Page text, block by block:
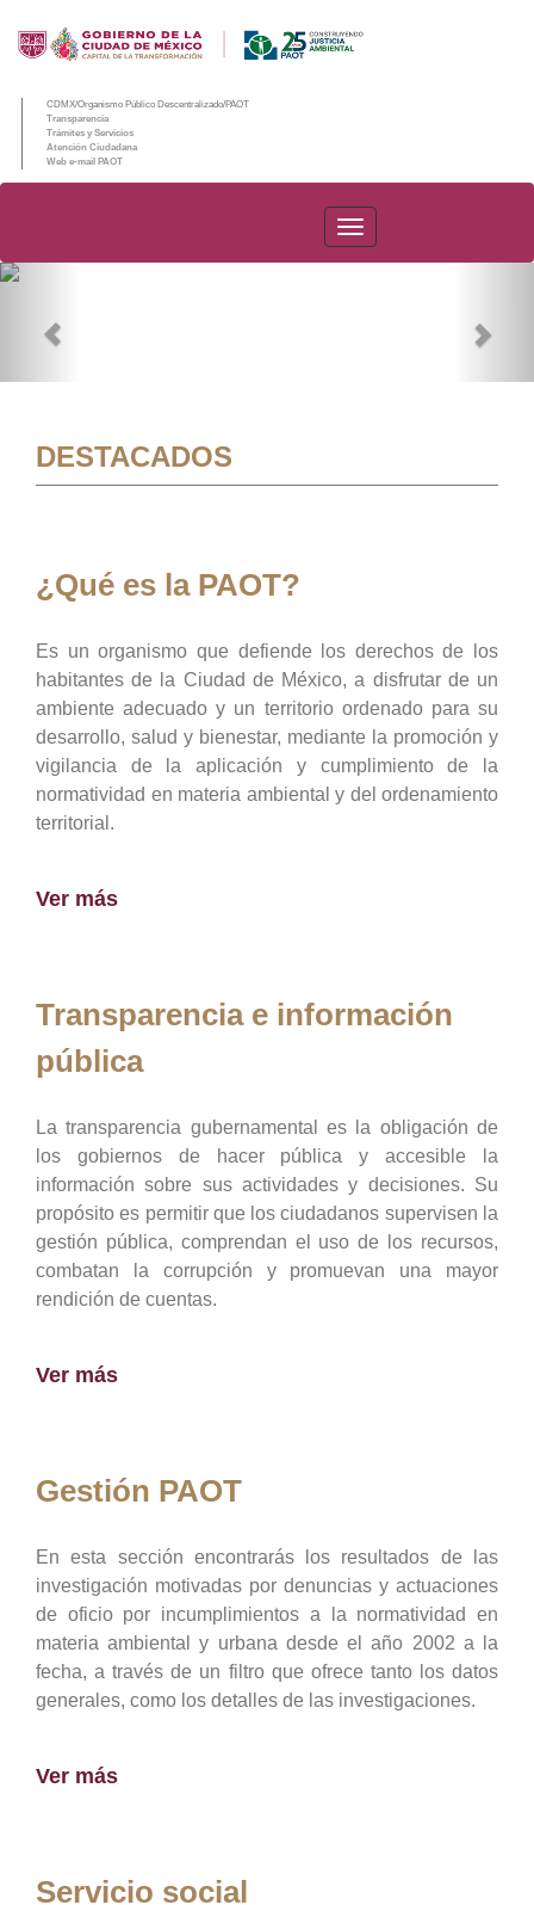
CDMX/Organismo Público Descentralizado/PAOT
Transparencia
Trámites y Servicios
Atención Ciudadana
Web e-mail PAOT
PAOT
DESTACADOS
¿Qué es la PAOT?
Es un organismo que defiende los derechos de los
habitantes de la Ciudad de México, a disfrutar de un
ambiente adecuado y un territorio ordenado para su
desarrollo, salud y bienestar, mediante la promoción y
vigilancia de la aplicación y cumplimiento de la
normatividad en materia ambiental y del ordenamiento
territorial.
Ver más
Transparencia e información
pública
La transparencia gubernamental es la obligación de
los gobiernos de hacer pública y accesible la
información sobre sus actividades y decisiones. Su
propósito es permitir que los ciudadanos supervisen la
gestión pública, comprendan el uso de los recursos,
combatan la corrupción y promuevan una mayor
rendición de cuentas.
Ver más
Gestión PAOT
En esta sección encontrarás los resultados de las
investigación motivadas por denuncias y actuaciones
de oficio por incumplimientos a la normatividad en
materia ambiental y urbana desde el año 2002 a la
fecha, a través de un filtro que ofrece tanto los datos
generales, como los detalles de las investigaciones.
Ver más
Servicio social